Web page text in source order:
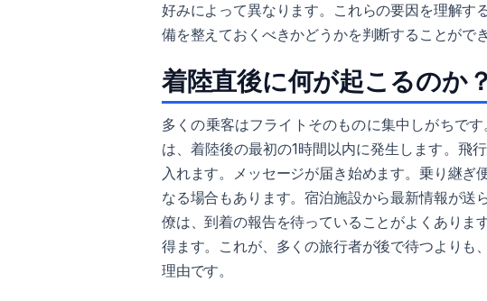
好みによって異なります。これらの要因を理解す
備を整えておくべきかどうかを判断することができ
着陸直後に何が起こるのか？
多くの乗客はフライトそのものに集中しがちで
は、着陸後の最初の1時間以内に発生します。飛
入れます。メッセージが届き始めます。乗り継
なる場合もあります。宿泊施設から最新情報が送
僚は、到着の報告を待っていることがよくありま
得ます。これが、多くの旅行者が後で待つよりも
理由です。